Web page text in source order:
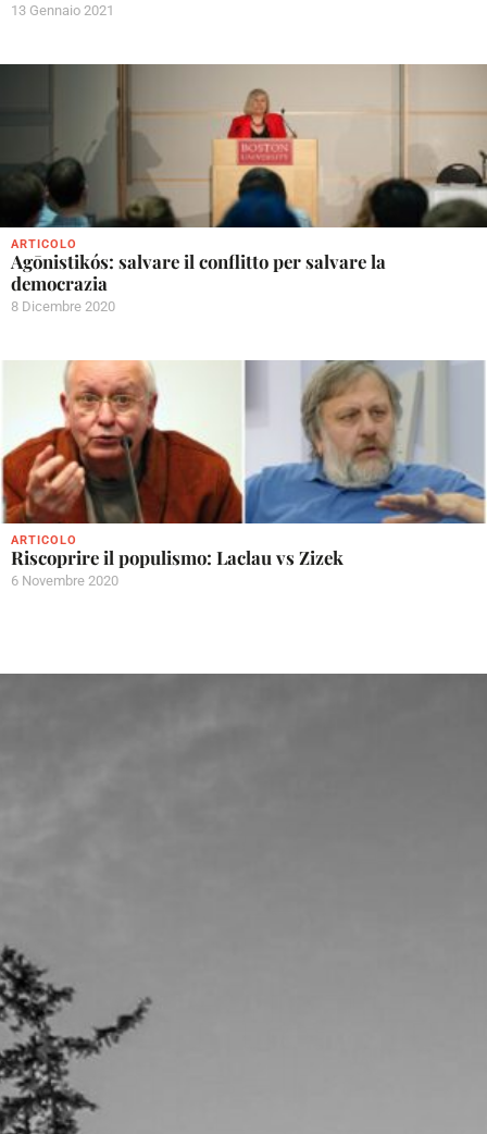
13 Gennaio 2021
ARTICOLO
Agōnistikós: salvare il conflitto per salvare la
democrazia
8 Dicembre 2020
ARTICOLO
Riscoprire il populismo: Laclau vs Zizek
6 Novembre 2020